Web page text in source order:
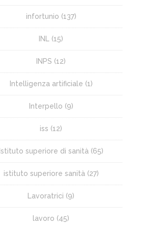
infortunio (137)
INL (15)
INPS (12)
Intelligenza artificiale (1)
Interpello (9)
iss (12)
Istituto superiore di sanità (65)
istituto superiore sanità (27)
Lavoratrici (9)
lavoro (45)